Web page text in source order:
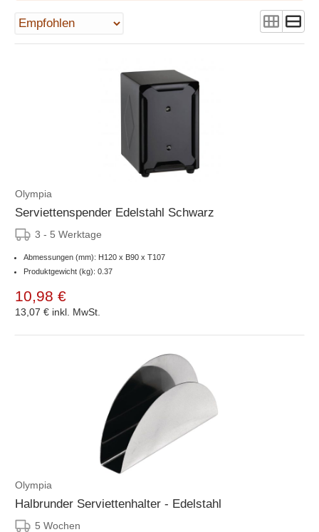
Olympia
Serviettenspender Edelstahl Schwarz
3 - 5 Werktage
Abmessungen (mm): H120 x B90 x T107
Produktgewicht (kg): 0.37
10,98 €
13,07 € inkl. MwSt.
Olympia
Halbrunder Serviettenhalter - Edelstahl
5 Wochen